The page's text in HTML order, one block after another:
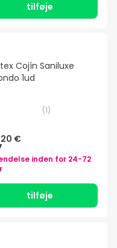
tilføje
Cojín Saniluxe
1ud
(1)
20 €
inden for 24-72
tilføje